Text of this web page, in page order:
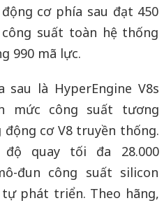
cơ phía sau đạt 450
suất toàn hệ thống
990 mã lực.
sau là HyperEngine V8s
mức công suất tương
động cơ V8 truyền thống.
quay tối đa 28.000
đun công suất silicon
tự phát triển. Theo hãng,